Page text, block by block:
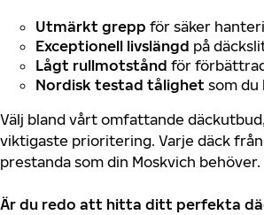
Utmärkt grepp för säker
Exceptionell livslängd på
Lågt rullmotstånd för
Nordisk testad tålighet som du
Välj bland vårt omfattande
viktigaste prioritering. Varje däck
prestanda som din Moskvich behöver.
Är du redo att hitta ditt perfekta